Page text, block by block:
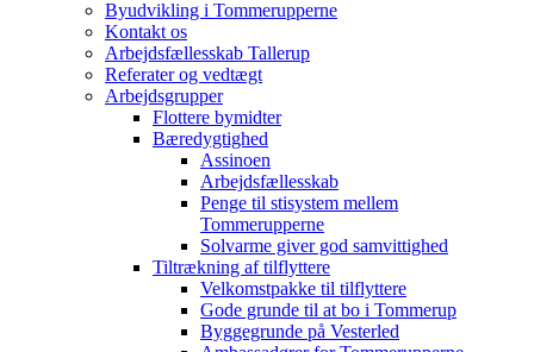
Byudvikling i Tommerupperne
Kontakt os
Arbejdsfællesskab Tallerup
Referater og vedtægt
Arbejdsgrupper
Flottere bymidter
Bæredygtighed
Assinoen
Arbejdsfællesskab
Penge til stisystem mellem
Tommerupperne
Solvarme giver god samvittighed
Tiltrækning af tilflyttere
Velkomstpakke til tilflyttere
Gode grunde til at bo i Tommerup
Byggegrunde på Vesterled